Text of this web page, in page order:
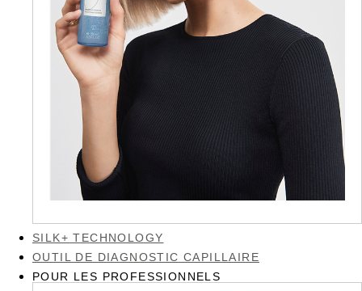
SILK+ TECHNOLOGY
OUTIL DE DIAGNOSTIC CAPILLAIRE
POUR LES PROFESSIONNELS